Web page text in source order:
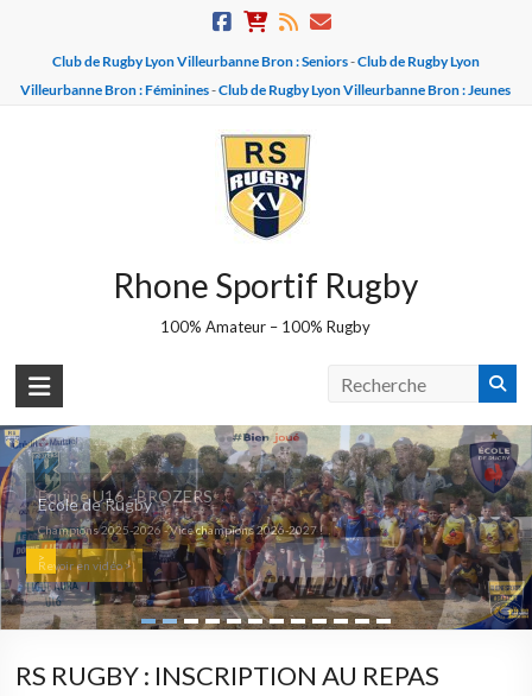
content
Club de Rugby Lyon Villeurbanne Bron : Seniors-Club de Rugby Lyon
Villeurbanne Bron : Féminines-Club de Rugby Lyon Villeurbanne Bron : Jeunes
Rhone Sportif Rugby
100% Amateur – 100% Rugby
Equipe U16 - BROZERS
Champions 2025-2026 - Vice champions 2026-2027 !
Revoir en vidéo >
Ecole de Rugby
>
RS RUGBY : INSCRIPTION AU REPAS